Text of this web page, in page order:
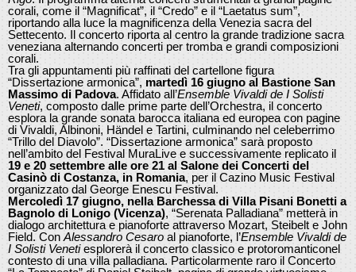
corali, come il “Magnificat”, il “Credo” e il “Laetatus sum”,
riportando alla luce la magnificenza della Venezia sacra del
Settecento. Il concerto riporta al centro la grande tradizione sacra
veneziana alternando concerti per tromba e grandi composizioni
corali.
Tra gli appuntamenti più raffinati del cartellone figura
“Dissertazione armonica”, martedì 16 giugno al Bastione San
Massimo di Padova. Affidato all’Ensemble Vivaldi de I Solisti
Veneti, composto dalle prime parte dell’Orchestra, il concerto
esplora la grande sonata barocca italiana ed europea con pagine
di Vivaldi, Albinoni, Händel e Tartini, culminando nel celeberrimo
“Trillo del Diavolo”. “Dissertazione armonica” sarà proposto
nell’ambito del Festival MuraLive e successivamente replicato il
19 e 20 settembre alle ore 21 al Salone dei Concerti del
Casinò di Costanza, in Romania, per il Cazino Music Festival
organizzato dal George Enescu Festival.
Mercoledì 17 giugno, nella Barchessa di Villa Pisani Bonetti a
Bagnolo di Lonigo (Vicenza), “Serenata Palladiana” metterà in
dialogo architettura e pianoforte attraverso Mozart, Steibelt e John
Field. Con Alessandro Cesaro al pianoforte, l’Ensemble Vivaldi de
I Solisti Venetiesplorerà il concerto classico e protoromanticonel
contesto di una villa palladiana. Particolarmente raro il Concerto